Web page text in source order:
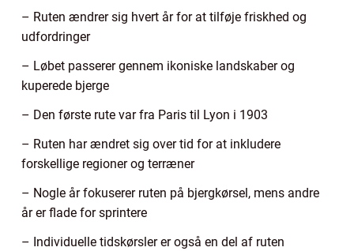
– Ruten ændrer sig hvert år for at tilføje friskhed og
udfordringer
– Løbet passerer gennem ikoniske landskaber og
kuperede bjerge
– Den første rute var fra Paris til Lyon i 1903
– Ruten har ændret sig over tid for at inkludere
forskellige regioner og terræner
– Nogle år fokuserer ruten på bjergkørsel, mens andre
år er flade for sprintere
– Individuelle tidskørsler er også en del af ruten